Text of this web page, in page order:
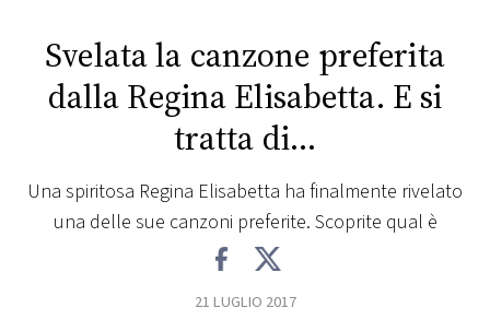
RADIO
WEB
PLAYLIST
Svelata la canzone preferita
dalla Regina Elisabetta. E si
tratta di…
Una spiritosa Regina Elisabetta ha finalmente rivelato
una delle sue canzoni preferite. Scoprite qual è
21 LUGLIO 2017